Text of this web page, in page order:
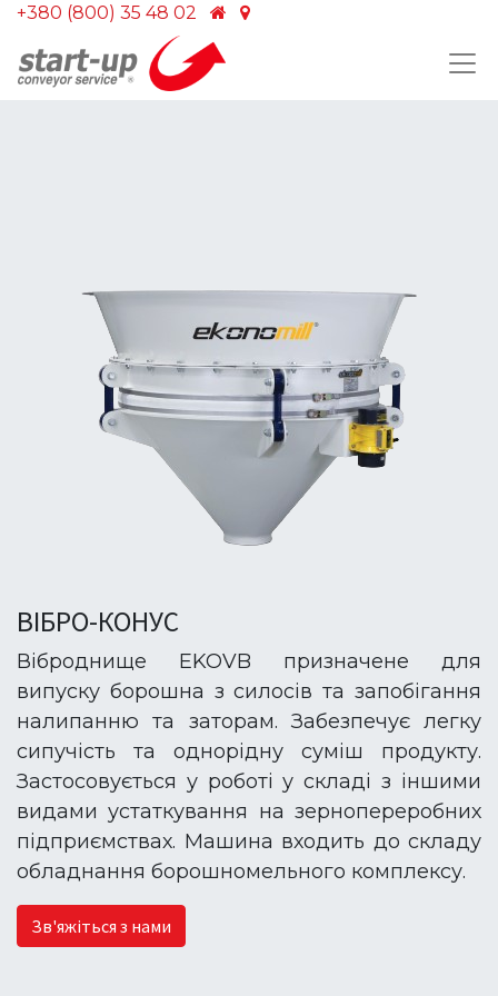
+380 (800) 35 48 02
ВІБРО-КОНУС
Віброднище EKOVB призначене для
випуску борошна з силосів та запобігання
налипанню та заторам. Забезпечує легку
сипучість та однорідну суміш продукту.
Застосовується у роботі у складі з іншими
видами устаткування на зернопереробних
підприємствах. Машина входить до складу
обладнання борошномельного комплексу.
Зв'яжіться з нами